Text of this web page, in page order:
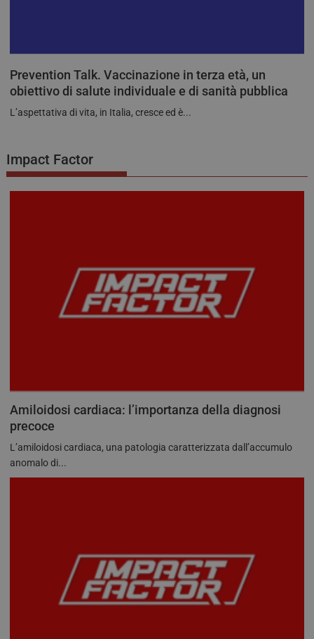
Prevention Talk. Vaccinazione in terza età, un
obiettivo di salute individuale e di sanità pubblica
L’aspettativa di vita, in Italia, cresce ed è...
Impact Factor
Amiloidosi cardiaca: l’importanza della diagnosi
precoce
L’amiloidosi cardiaca, una patologia caratterizzata dall’accumulo
anomalo di...
tracking-sites-ironfish-
tv.quotidianosanita.it